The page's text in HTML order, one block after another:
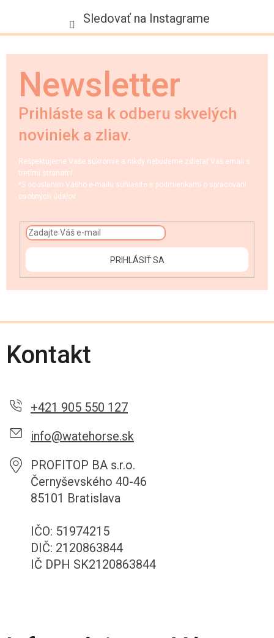
Sledovať na Instagrame
Newsletter
Prihláste sa k odberu skvelých
noviniek a zliav.
Rešpektujeme Vaše súkromie a nikdy nebudeme zdieľať Váš email s
tretími stranami.
*S odoslaním Vášho e-mailu súhlasíte s podmienkami o spracovaní
osobných údajov.
PRIHLÁSIŤ SA
Kontakt
+421 905 550 127
info@watehorse.sk
PROFITOP BA s.r.o.
Černyševského 40-46
85101 Bratislava
IČO: 51974215
DIČ: 2120863844
IČ DPH SK2120863844